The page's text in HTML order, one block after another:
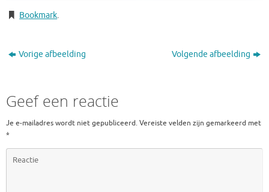
Bookmark.
Vorige afbeelding Volgende afbeelding
Geef een reactie
Je e-mailadres wordt niet gepubliceerd. Vereiste velden zijn gemarkeerd met
*